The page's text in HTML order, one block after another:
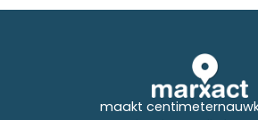
maakt